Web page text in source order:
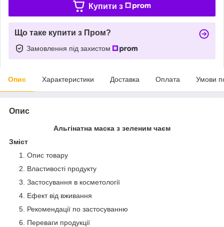
Купити з
Що таке купити з Пром?
Замовлення під захистом
Опис Характеристики Доставка Оплата Умови
Опис
Альгінатна маска з зеленим чаєм
Зміст
Опис товару
Властивості продукту
Застосування в косметології
Ефект від вживання
Рекомендації по застосуванню
Переваги продукції